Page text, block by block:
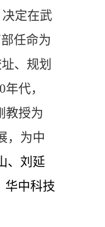
定在武
任命为
、规划
年代，
教授为
，为中
、刘延
华中科技